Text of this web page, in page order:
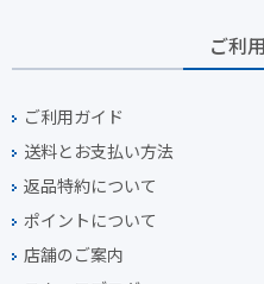
ご利
ご利用ガイド
送料とお支払い方法
返品特約について
ポイントについて
店舗のご案内